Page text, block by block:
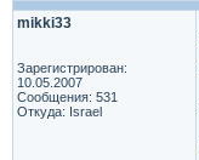
mikki33
Зарегистрирован:
10.05.2007
Сообщения: 531
Откуда: Israel